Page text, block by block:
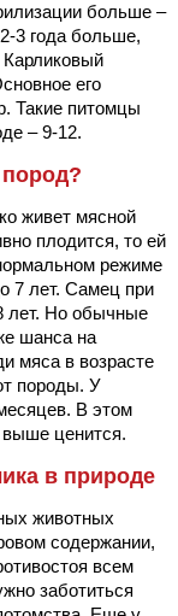
больше –
3 года больше,
его
Такие питомцы
– 9-12.
живет мясной
плодится, то ей
режиме
7 лет. Самец при
лет. Но обычные
шанса на
мяса в возрасте
породы. У
В этом
выше ценится.
в природе
животных
содержании,
всем
заботиться